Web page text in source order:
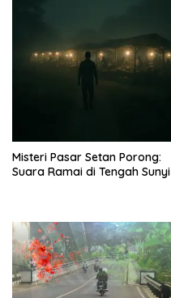
Misteri Pasar Setan Porong:
Suara Ramai di Tengah Sunyi